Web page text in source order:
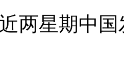
两星期中